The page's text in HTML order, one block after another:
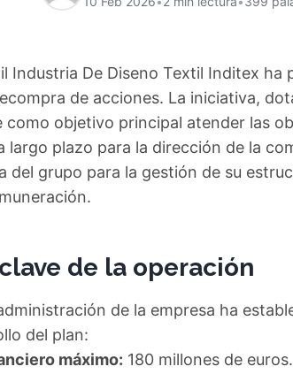
Industria De Diseno Textil Inditex ha
de acciones. La iniciativa,
como objetivo principal atender las
largo plazo para la dirección de la
del grupo para la gestión de su
de la operación
de la empresa ha
del plan:
máximo: 180 millones de euros.